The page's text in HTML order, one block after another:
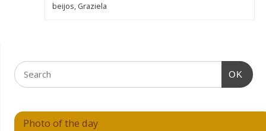
beijos, Graziela
OK
Photo of the day